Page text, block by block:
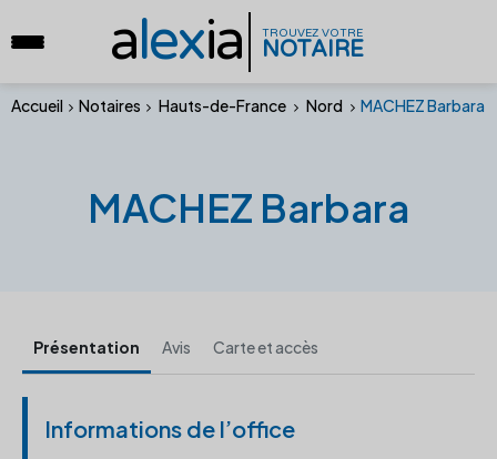
alexia TROUVEZ VOTRE
NOTAIRE
Accueil Notaires Hauts-de-France Nord MACHEZ Barbara
MACHEZ Barbara
Présentation Avis Carte et accès
Informations de l’office